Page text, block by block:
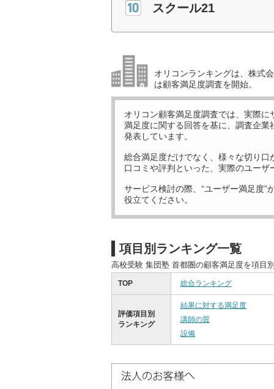
スクール21
オリコンランキングは、株式
は顧客満足度調査を開始。
オリコン顧客満足度調査では、実際に
満足度に関する回答を基に、調査企業
発表しています。
総合満足度だけでなく、様々な切り口
口コミや評判といった、実際のユーザ
サービス検討の際、“ユーザー満足度”
役立てください。
項目別ランキング一覧
高校受験 集団塾 首都圏の顧客満足度を項目
TOP 総合ランキング
評価項目別
ランキング
結果に対する満足度
講師の質
設備